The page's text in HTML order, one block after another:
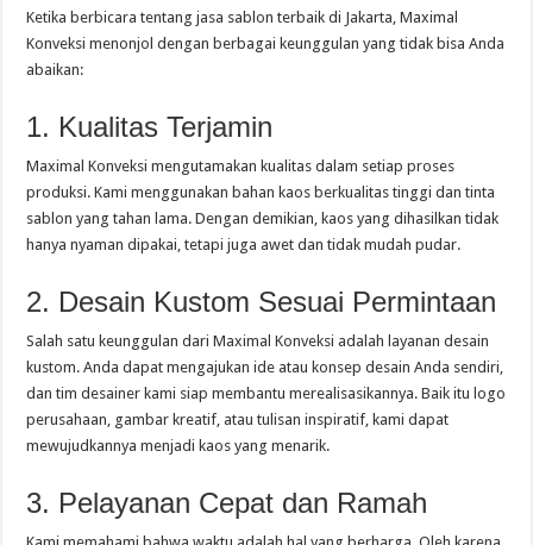
Ketika berbicara tentang jasa sablon terbaik di Jakarta, Maximal
Konveksi menonjol dengan berbagai keunggulan yang tidak bisa Anda
abaikan:
1. Kualitas Terjamin
Maximal Konveksi mengutamakan kualitas dalam setiap proses
produksi. Kami menggunakan bahan kaos berkualitas tinggi dan tinta
sablon yang tahan lama. Dengan demikian, kaos yang dihasilkan tidak
hanya nyaman dipakai, tetapi juga awet dan tidak mudah pudar.
2. Desain Kustom Sesuai Permintaan
Salah satu keunggulan dari Maximal Konveksi adalah layanan desain
kustom. Anda dapat mengajukan ide atau konsep desain Anda sendiri,
dan tim desainer kami siap membantu merealisasikannya. Baik itu logo
perusahaan, gambar kreatif, atau tulisan inspiratif, kami dapat
mewujudkannya menjadi kaos yang menarik.
3. Pelayanan Cepat dan Ramah